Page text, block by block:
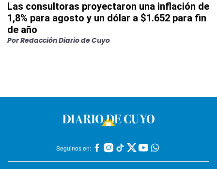
Las consultoras proyectaron una inflación de
1,8% para agosto y un dólar a $1.652 para fin
de año
PorRedacción Diario de Cuyo
Seguinos en: